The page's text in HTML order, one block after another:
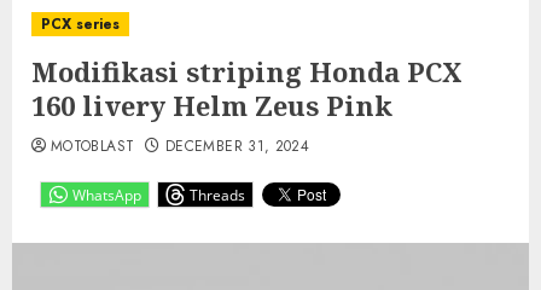
PCX series
Modifikasi striping Honda PCX
160 livery Helm Zeus Pink
WhatsApp Threads
MOTOBLAST DECEMBER 31, 2024